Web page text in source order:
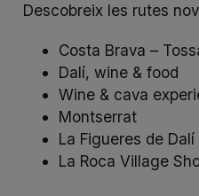
Descobreix les rutes
Costa Brava –
Dalí, wine & food
Wine & cava
Montserrat
La Figueres de Dalí
La Roca Village